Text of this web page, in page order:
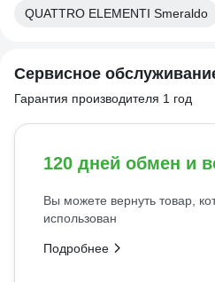
QUATTRO ELEMENTI Smeraldo
Сервисное
Гарантия производителя 1 год
120 дней обмен и
Вы можете вернуть товар,
использован
Подробнее